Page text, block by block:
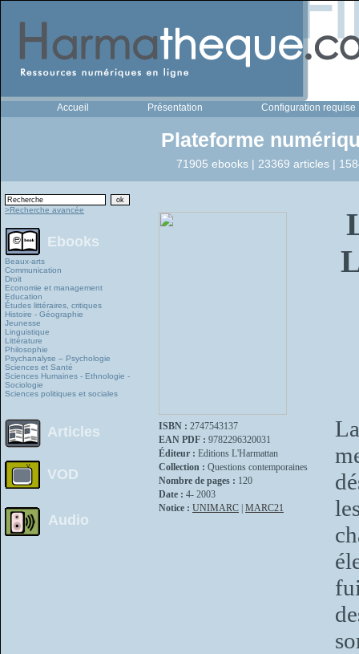
Accueil Présentation Configuration requise
Plateforme
71905 ebooks | 23369 articles |
>Recherche avancée
Ebooks
Beaux-arts
Communication
Droit
Economie et management
Education
Études littéraires, critiques
Histoire - Géographie
Jeunesse
Linguistique
Littérature
Philosophie
Psychanalyse – Psychologie
Sciences et Santé
Sciences Humaines - Ethnologie -
Sociologie
Sciences politiques et sociales
Articles
VOD
Audio
ISBN : 2747543137
EAN PDF : 9782296320031
Éditeur : Editions L'Harmattan
Collection : Questions contemporaines
Nombre de pages : 120
Date : 4- 2003
Notice : UNIMARC MARC21